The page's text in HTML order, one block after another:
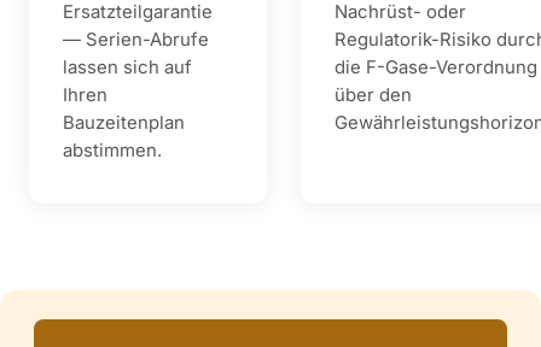
Ersatzteilgarantie
— Serien-Abrufe
lassen sich auf
Ihren
Bauzeitenplan
abstimmen.
Nachrüst- oder
Regulatorik-Risiko
die F-Gase-Verordnung
über den